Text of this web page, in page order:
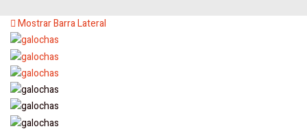
Mostrar Barra Lateral